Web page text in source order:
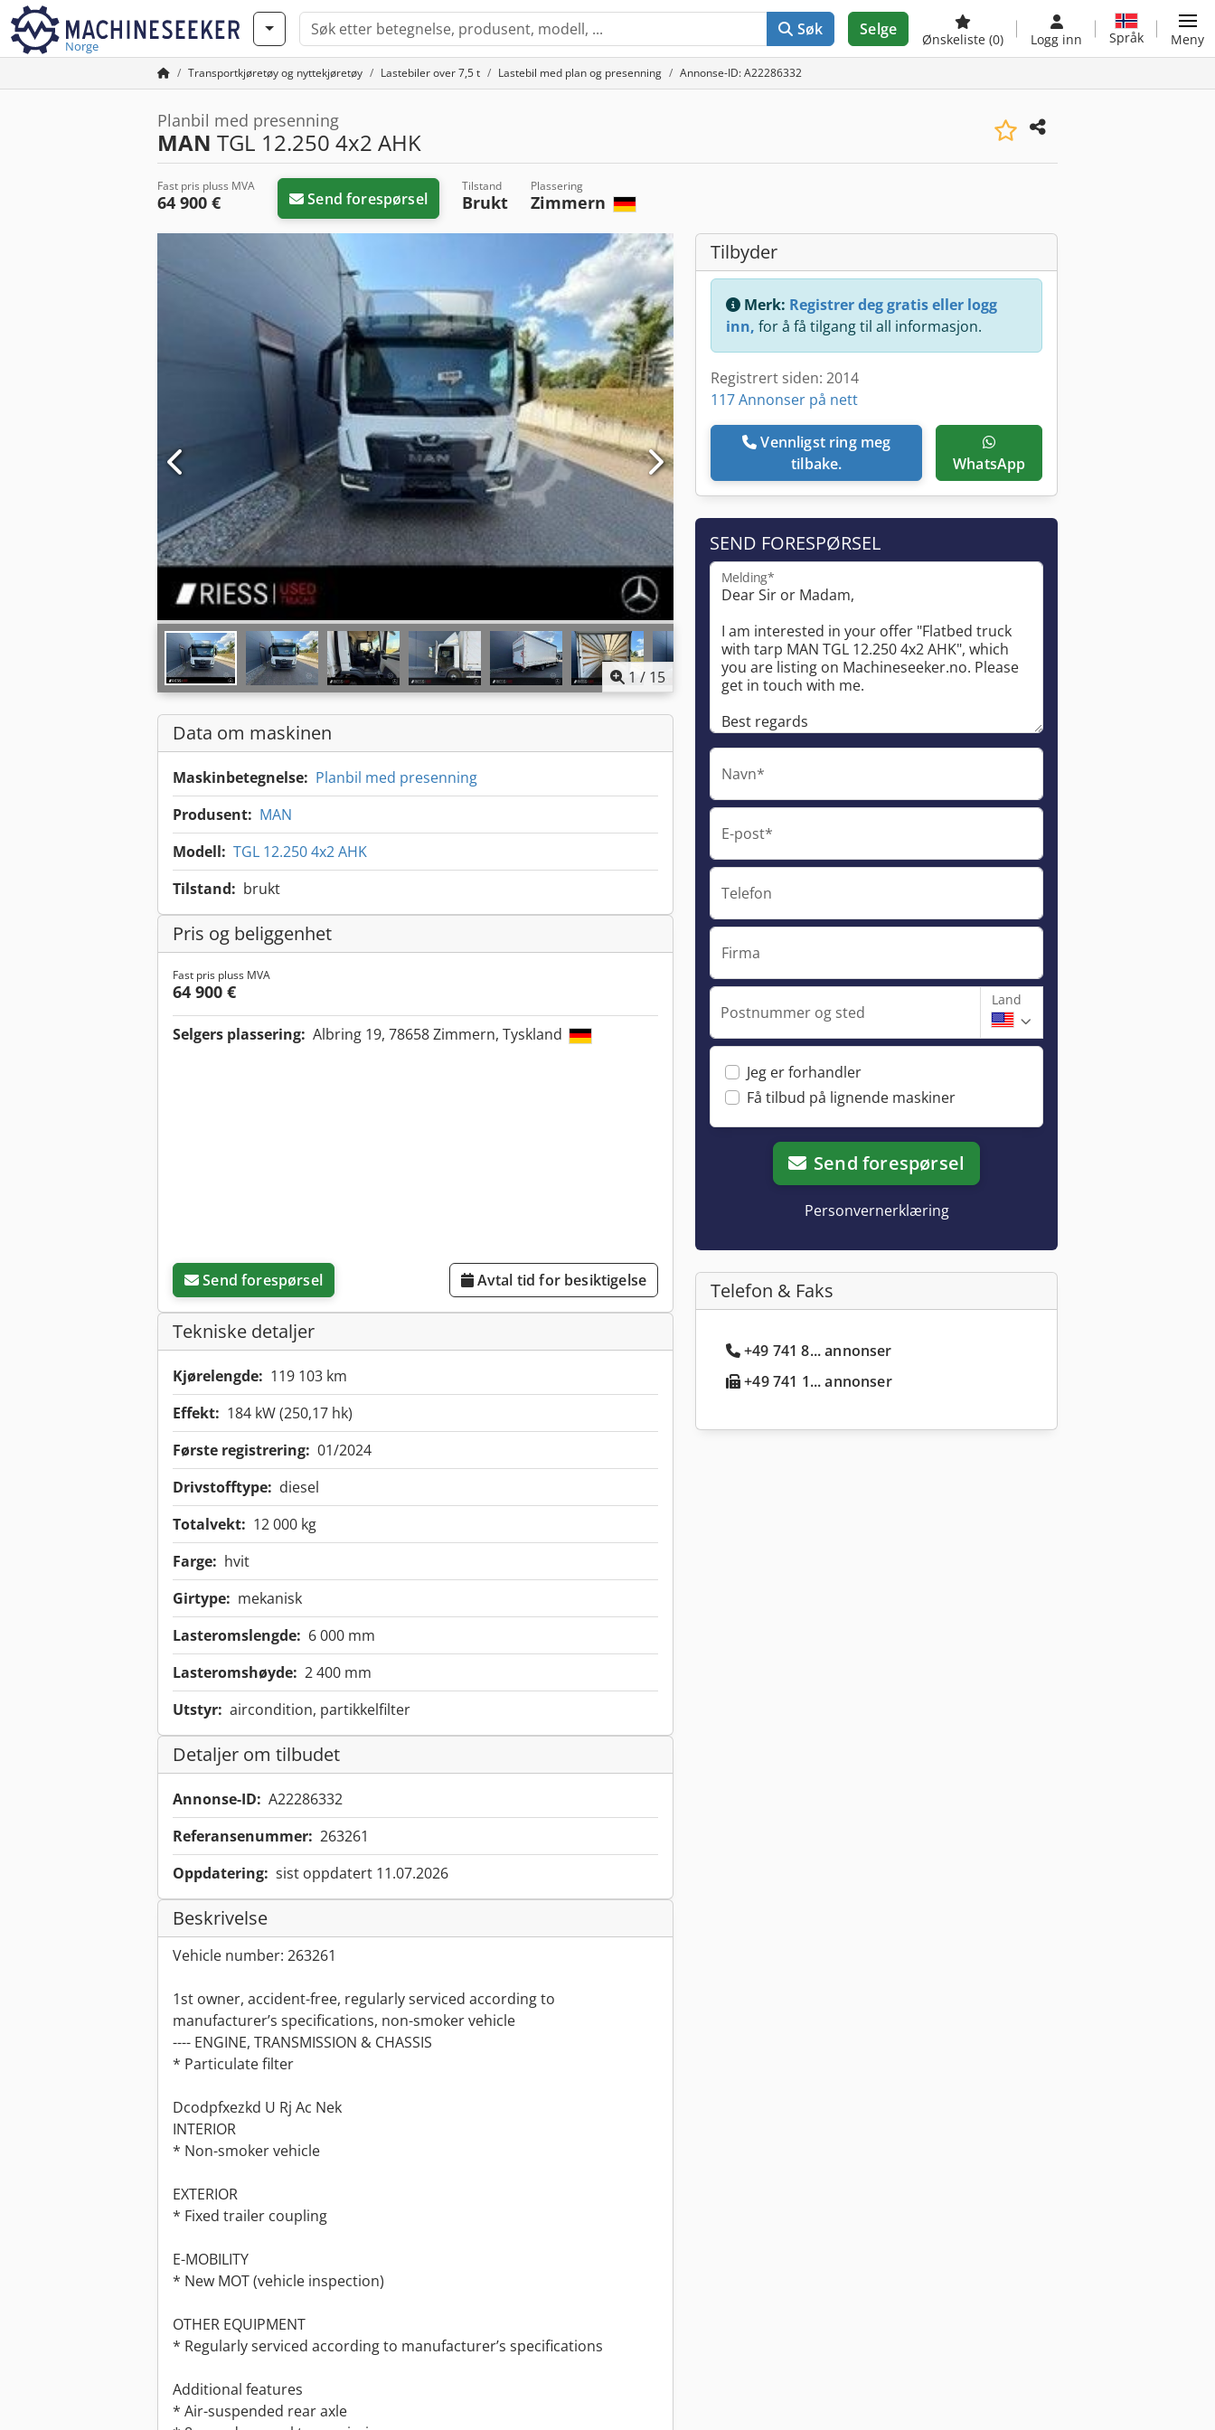
Norge
Søk Selge
Ønskeliste (0) Logg inn Språk Meny
Transportkjøretøy og nyttekjøretøy Lastebiler over 7,5 t Lastebil med plan og presenning Annonse-ID: A22286332
Planbil med presenning
MAN TGL 12.250 4x2 AHK
Fast pris pluss MVA
64 900 € Send forespørsel
Tilstand
Brukt
Plassering
Zimmern
1 / 15
Data om maskinen
Maskinbetegnelse: Planbil med presenning
Produsent: MAN
Modell: TGL 12.250 4x2 AHK
Tilstand: brukt
Pris og beliggenhet
Fast pris pluss MVA
64 900 €
Selgers plassering: Albring 19, 78658 Zimmern, Tyskland
Send forespørsel Avtal tid for besiktigelse
Tekniske detaljer
Kjørelengde: 119 103 km
Effekt: 184 kW (250,17 hk)
Første registrering: 01/2024
Drivstofftype: diesel
Totalvekt: 12 000 kg
Farge: hvit
Girtype: mekanisk
Lasteromslengde: 6 000 mm
Lasteromshøyde: 2 400 mm
Utstyr: aircondition, partikkelfilter
Detaljer om tilbudet
Annonse-ID: A22286332
Referansenummer: 263261
Oppdatering: sist oppdatert 11.07.2026
Beskrivelse
Vehicle number: 263261
1st owner, accident-free, regularly serviced according to
manufacturer’s specifications, non-smoker vehicle
---- ENGINE, TRANSMISSION & CHASSIS
* Particulate filter
Dcodpfxezkd U Rj Ac Nek
INTERIOR
* Non-smoker vehicle
EXTERIOR
* Fixed trailer coupling
E-MOBILITY
* New MOT (vehicle inspection)
OTHER EQUIPMENT
* Regularly serviced according to manufacturer’s specifications
Additional features
* Air-suspended rear axle
Tilbyder
Merk: Registrer deg gratis eller logg
inn, for å få tilgang til all informasjon.
Registrert siden: 2014
117 Annonser på nett
Vennligst ring meg
tilbake.
WhatsApp
SEND FORESPØRSEL
Melding*
Navn*
E-post*
Telefon
Firma
Postnummer og sted
Land
Jeg er forhandler
Få tilbud på lignende maskiner
Send forespørsel
Personvernerklæring
Telefon & Faks
+49 741 8... annonser
+49 741 1... annonser